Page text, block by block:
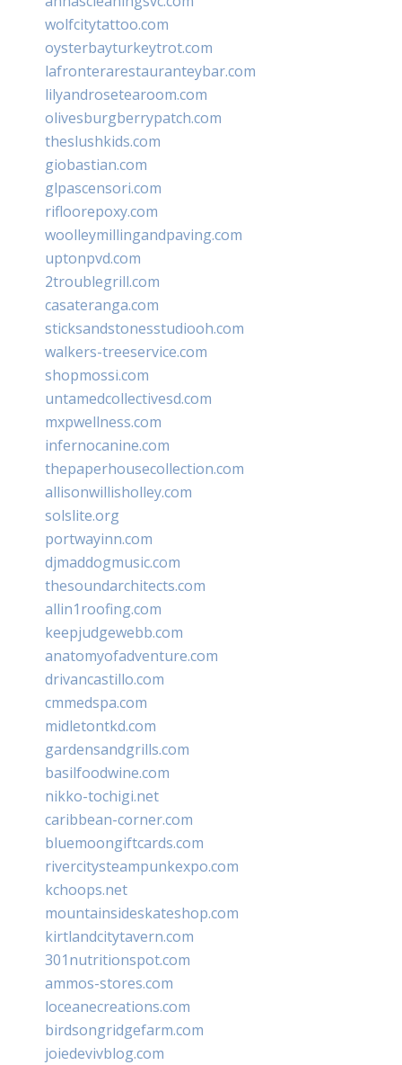
wolfcitytattoo.com
oysterbayturkeytrot.com
lafronterarestauranteybar.com
lilyandrosetearoom.com
olivesburgberrypatch.com
theslushkids.com
giobastian.com
glpascensori.com
rifloorepoxy.com
woolleymillingandpaving.com
uptonpvd.com
2troublegrill.com
casateranga.com
sticksandstonesstudiooh.com
walkers-treeservice.com
shopmossi.com
untamedcollectivesd.com
mxpwellness.com
infernocanine.com
thepaperhousecollection.com
allisonwillisholley.com
solslite.org
portwayinn.com
djmaddogmusic.com
thesoundarchitects.com
allin1roofing.com
keepjudgewebb.com
anatomyofadventure.com
drivancastillo.com
cmmedspa.com
midletontkd.com
gardensandgrills.com
basilfoodwine.com
nikko-tochigi.net
caribbean-corner.com
bluemoongiftcards.com
rivercitysteampunkexpo.com
kchoops.net
mountainsideskateshop.com
kirtlandcitytavern.com
301nutritionspot.com
ammos-stores.com
loceanecreations.com
birdsongridgefarm.com
joiedevivblog.com